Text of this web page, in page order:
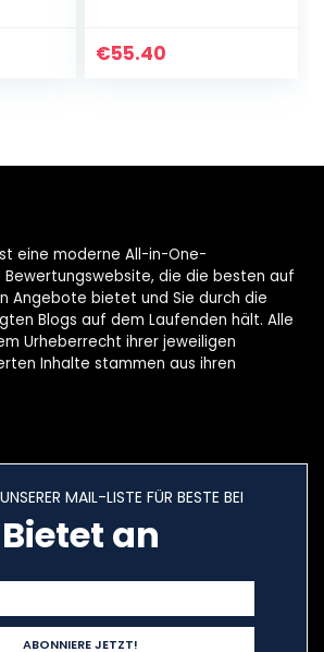
€55.40
eine moderne All-in-One-
Bewertungswebsite, die die besten auf
Angebote bietet und Sie durch die
Blogs auf dem Laufenden hält. Alle
Urheberrecht ihrer jeweiligen
Inhalte stammen aus ihren
MAIL-LISTE FÜR BESTE BEI
Bietet an